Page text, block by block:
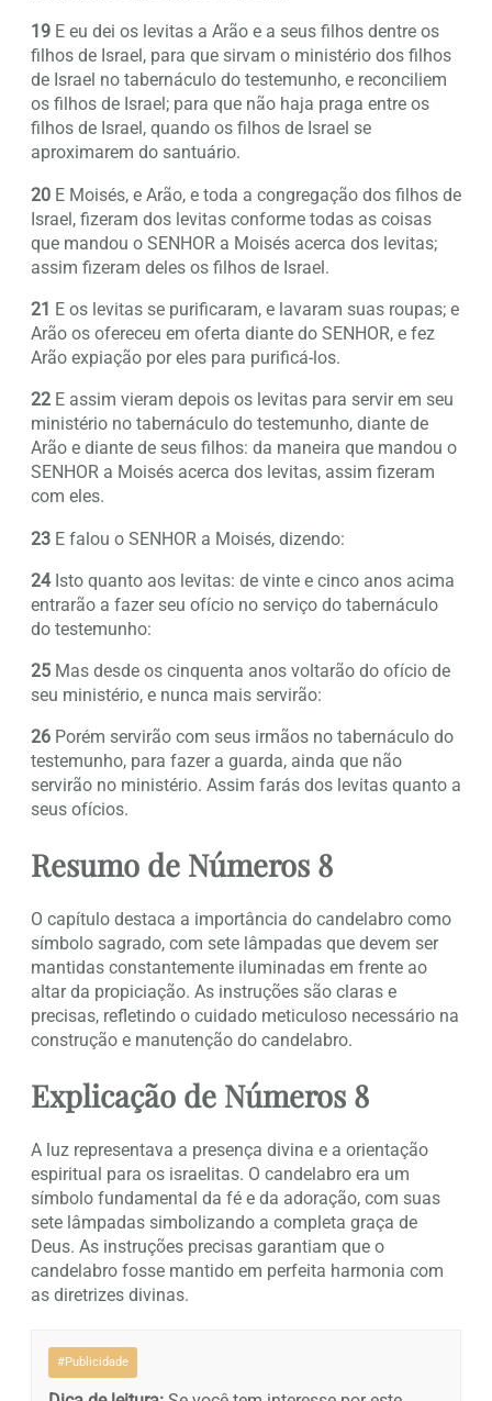
19 E eu dei os levitas a Arão e a seus filhos dentre os
filhos de Israel, para que sirvam o ministério dos filhos
de Israel no tabernáculo do testemunho, e reconciliem
os filhos de Israel; para que não haja praga entre os
filhos de Israel, quando os filhos de Israel se
aproximarem do santuário.
20 E Moisés, e Arão, e toda a congregação dos filhos de
Israel, fizeram dos levitas conforme todas as coisas
que mandou o SENHOR a Moisés acerca dos levitas;
assim fizeram deles os filhos de Israel.
21 E os levitas se purificaram, e lavaram suas roupas; e
Arão os ofereceu em oferta diante do SENHOR, e fez
Arão expiação por eles para purificá-los.
22 E assim vieram depois os levitas para servir em seu
ministério no tabernáculo do testemunho, diante de
Arão e diante de seus filhos: da maneira que mandou o
SENHOR a Moisés acerca dos levitas, assim fizeram
com eles.
23 E falou o SENHOR a Moisés, dizendo:
24Isto quanto aos levitas: de vinte e cinco anos acima
entrarão a fazer seu ofício no serviço do tabernáculo
do testemunho:
25 Mas desde os cinquenta anos voltarão do ofício de
seu ministério, e nunca mais servirão:
26 Porém servirão com seus irmãos no tabernáculo do
testemunho, para fazer a guarda, ainda que não
servirão no ministério. Assim farás dos levitas quanto a
seus ofícios.
Resumo de Números 8
O capítulo destaca a importância do candelabro como
símbolo sagrado, com sete lâmpadas que devem ser
mantidas constantemente iluminadas em frente ao
altar da propiciação. As instruções são claras e
precisas, refletindo o cuidado meticuloso necessário na
construção e manutenção do candelabro.
Explicação de Números 8
A luz representava a presença divina e a orientação
espiritual para os israelitas. O candelabro era um
símbolo fundamental da fé e da adoração, com suas
sete lâmpadas simbolizando a completa graça de
Deus. As instruções precisas garantiam que o
candelabro fosse mantido em perfeita harmonia com
as diretrizes divinas.
#Publicidade